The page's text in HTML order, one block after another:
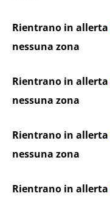
Rientrano in allerta
nessuna zona
Rientrano in allerta
nessuna zona
Rientrano in allerta
nessuna zona
Rientrano in allerta